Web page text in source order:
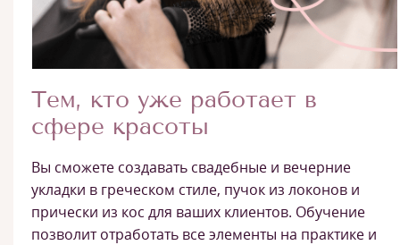
Тем, кто уже работает в
сфере красоты
Вы сможете создавать свадебные и вечерние
укладки в греческом стиле, пучок из локонов и
прически из кос для ваших клиентов. Обучение
позволит отработать все элементы на практике и